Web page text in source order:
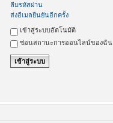
ลืมรหัสผ่าน
ส่งอีเมลยืนยันอีกครั้ง
เข้าสู่ระบบอัตโนมัติ
ซ่อนสถานะการออนไลน์ของฉัน